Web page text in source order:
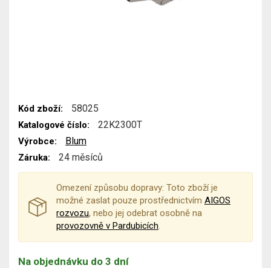
Kód zboží: 58025
Katalogové číslo: 22K2300T
Výrobce: Blum
Záruka: 24 měsíců
Omezení způsobu dopravy: Toto zboží je
možné zaslat pouze prostřednictvím AIGOS
rozvozu, nebo jej odebrat osobně na
provozovně v Pardubicích.
Na objednávku do 3 dní